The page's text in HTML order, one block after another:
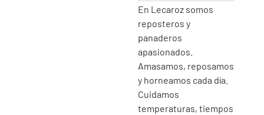
En Lecaroz somos
reposteros y
panaderos
apasionados.
Amasamos, reposamos
y horneamos cada día.
Cuidamos
temperaturas, tiempos